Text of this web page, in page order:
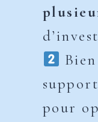
pour